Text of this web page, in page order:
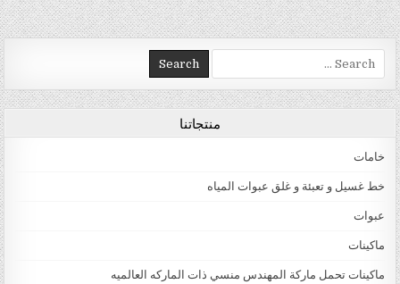
Search for:
منتجاتنا
خامات
خط غسيل و تعبئة و غلق عبوات المياه
عبوات
ماكينات
ماكينات تحمل ماركة المهندس منسي ذات الماركه العالميه